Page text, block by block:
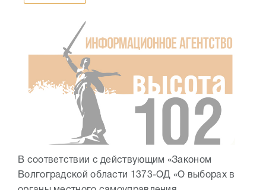
В соответствии с действующим «Законом
Волгоградской области 1373-ОД «О выборах в